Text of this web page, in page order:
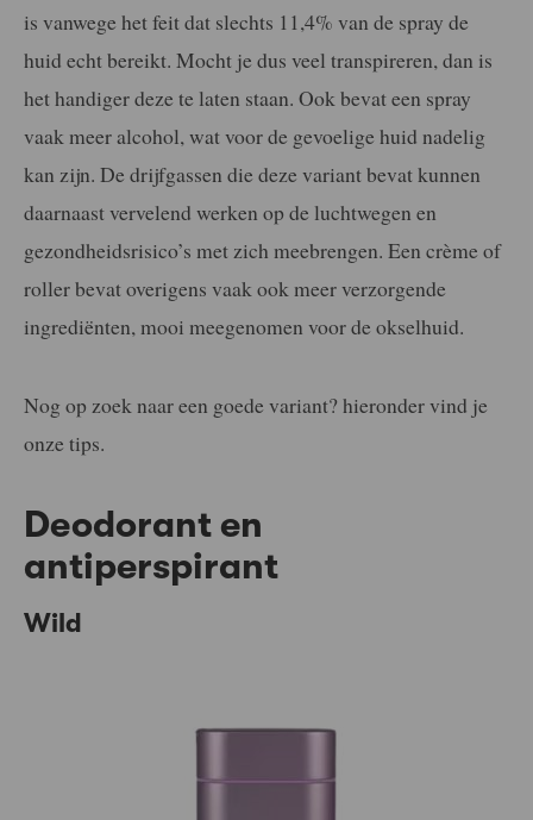
is vanwege het feit dat slechts 11,4% van de spray de
huid echt bereikt. Mocht je dus veel transpireren, dan is
het handiger deze te laten staan. Ook bevat een spray
vaak meer alcohol, wat voor de gevoelige huid nadelig
kan zijn. De drijfgassen die deze variant bevat kunnen
daarnaast vervelend werken op de luchtwegen en
gezondheidsrisico’s met zich meebrengen. Een crème of
roller bevat overigens vaak ook meer verzorgende
ingrediënten, mooi meegenomen voor de okselhuid.
Nog op zoek naar een goede variant? hieronder vind je
onze tips.
Deodorant en
antiperspirant
Wild